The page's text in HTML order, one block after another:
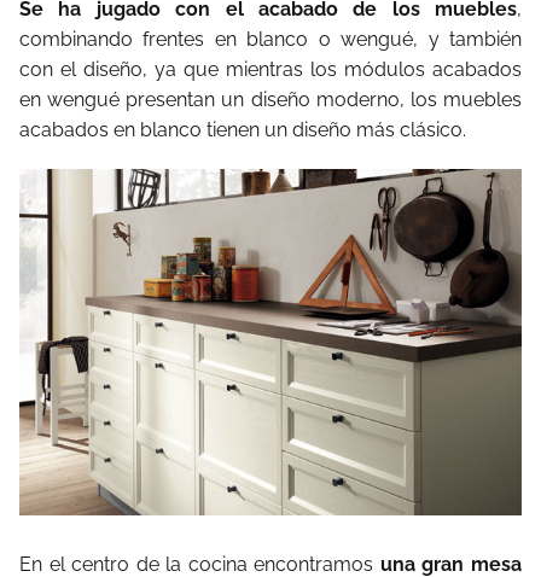
Se ha jugado con el acabado de los muebles,
combinando frentes en blanco o wengué, y también
con el diseño, ya que mientras los módulos acabados
en wengué presentan un diseño moderno, los muebles
acabados en blanco tienen un diseño más clásico.
En el centro de la cocina encontramos una gran mesa